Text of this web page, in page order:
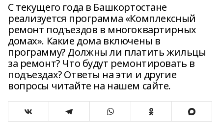
С текущего года в Башкортостане
реализуется программа «Комплексный
ремонт подъездов в многоквартирных
домах». Какие дома включены в
программу? Должны ли платить жильцы
за ремонт? Что будут ремонтировать в
подъездах? Ответы на эти и другие
вопросы читайте на нашем сайте.